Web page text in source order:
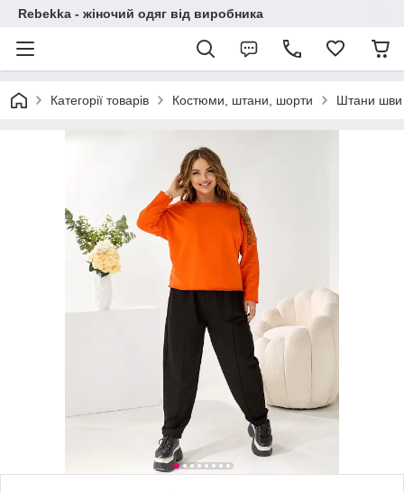
Rebekka - жіночий одяг від виробника
Категорії товарів Костюми, штани, шорти Штани шви